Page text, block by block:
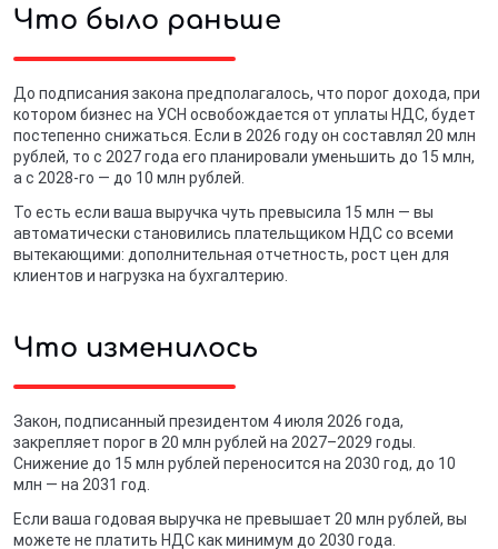
Что было раньше
До подписания закона предполагалось, что порог дохода, при
котором бизнес на УСН освобождается от уплаты НДС, будет
постепенно снижаться. Если в 2026 году он составлял 20 млн
рублей, то с 2027 года его планировали уменьшить до 15 млн,
а с 2028-го — до 10 млн рублей.
То есть если ваша выручка чуть превысила 15 млн — вы
автоматически становились плательщиком НДС со всеми
вытекающими: дополнительная отчетность, рост цен для
клиентов и нагрузка на бухгалтерию.
Что изменилось
Закон, подписанный президентом 4 июля 2026 года,
закрепляет порог в 20 млн рублей на 2027–2029 годы.
Снижение до 15 млн рублей переносится на 2030 год, до 10
млн — на 2031 год.
Если ваша годовая выручка не превышает 20 млн рублей, вы
можете не платить НДС как минимум до 2030 года.